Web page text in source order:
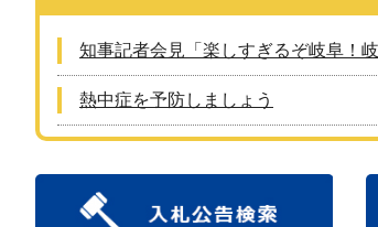
知事記者会見「楽しすぎるぞ岐阜！
熱中症を予防しましょう